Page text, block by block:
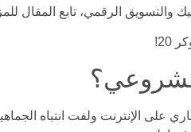
على الإنترنت ولفت انتباه